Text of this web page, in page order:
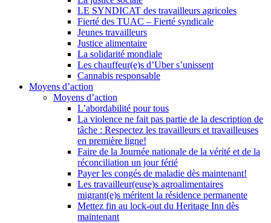
LE SYNDICAT des travailleurs agricoles
Fierté des TUAC – Fierté syndicale
Jeunes travailleurs
Justice alimentaire
La solidarité mondiale
Les chauffeur(e)s d’Uber s’unissent
Cannabis responsable
Moyens d’action
Moyens d’action
L’abordabilité pour tous
La violence ne fait pas partie de la description de
tâche : Respectez les travailleurs et travailleuses
en première ligne!
Faire de la Journée nationale de la vérité et de la
réconciliation un jour férié
Payer les congés de maladie dès maintenant!
Les travailleur(euse)s agroalimentaires
migrant(e)s méritent la résidence permanente
Mettez fin au lock-out du Heritage Inn dès
maintenant